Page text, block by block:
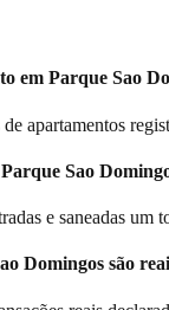
em Parque Sao
apartamentos
Sao
e saneadas um
Domingos são